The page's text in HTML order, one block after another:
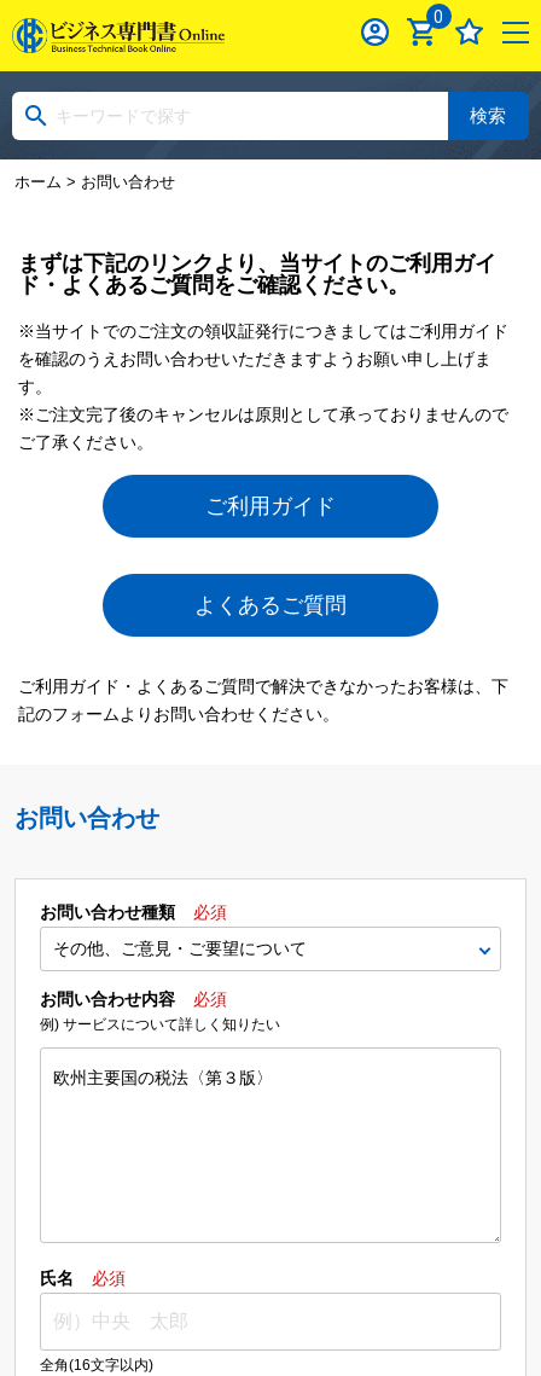
0
検索
ホーム > お問い合わせ
まずは下記のリンクより、当サイトのご利用ガイ
ド・よくあるご質問をご確認ください。
※当サイトでのご注文の領収証発行につきましてはご利用ガイド
を確認のうえお問い合わせいただきますようお願い申し上げま
す。
※ご注文完了後のキャンセルは原則として承っておりませんので
ご了承ください。
ご利用ガイド
よくあるご質問
ご利用ガイド・よくあるご質問で解決できなかったお客様は、下
記のフォームよりお問い合わせください。
お問い合わせ
お問い合わせ種類 必須
お問い合わせ内容 必須
例) サービスについて詳しく知りたい
氏名 必須
全角(16文字以内)